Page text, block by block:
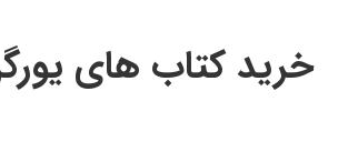
خرید کتاب های